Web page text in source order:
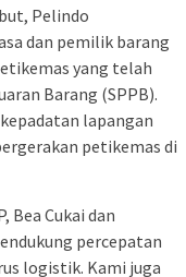
Pelindo
dan pemilik barang
yang telah
Barang (SPPB).
lapangan
petikemas di
Bea Cukai dan
percepatan
logistik. Kami juga